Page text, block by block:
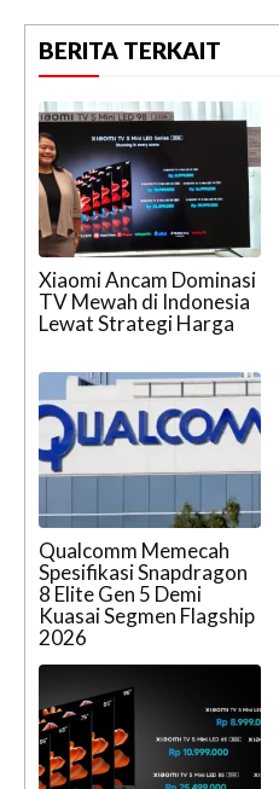
BERITA TERKAIT
Xiaomi Ancam Dominasi
TV Mewah di Indonesia
Lewat Strategi Harga
Qualcomm Memecah
Spesifikasi Snapdragon
8 Elite Gen 5 Demi
Kuasai Segmen Flagship
2026